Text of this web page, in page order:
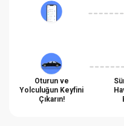
Oturun ve
Yolculuğun Keyfini
Çıkarın!